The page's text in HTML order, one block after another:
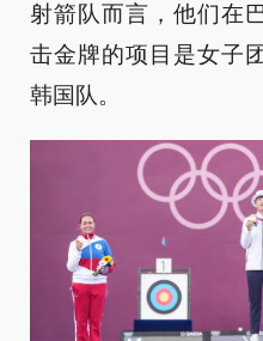
射箭队而言，他们在
击金牌的项目是女子
韩国队。